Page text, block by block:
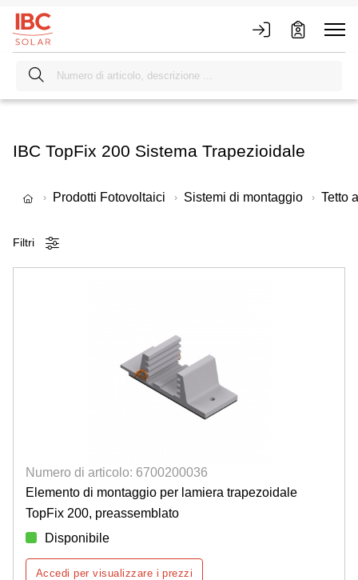
IBC TopFix 200 Sistema Trapezioidale
Prodotti Fotovoltaici Sistemi di montaggio Tetto
Filtri
Numero di articolo: 6700200036
Elemento di montaggio per lamiera trapezoidale
TopFix 200, preassemblato
Disponibile
Accedi per visualizzare i prezzi